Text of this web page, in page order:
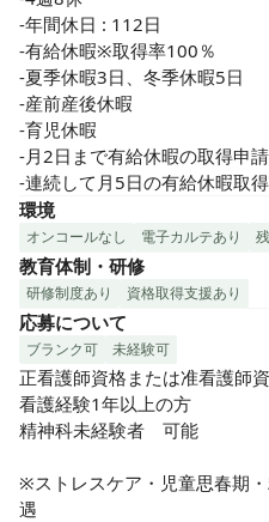
-年間休日 : 112日
-有給休暇※取得率100％
-夏季休暇3日、冬季休暇5日
-産前産後休暇
-育児休暇
-月2日まで有給休暇の取得申
-連続して月5日の有給休暇取
環境
オンコールなし 電子カルテあり
教育体制・研修
研修制度あり 資格取得支援あり
応募について
ブランク可 未経験可
正看護師資格または准看護師
看護経験1年以上の方
精神科未経験者　可能
※ストレスケア・児童思春期
遇